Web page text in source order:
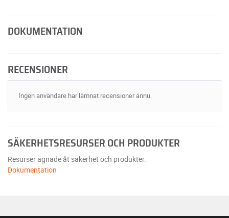
DOKUMENTATION
RECENSIONER
Ingen användare har lämnat recensioner ännu.
SÄKERHETSRESURSER OCH PRODUKTER
Resurser ägnade åt säkerhet och produkter.
Dokumentation